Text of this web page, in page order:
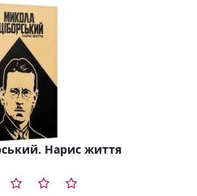
Нарис життя